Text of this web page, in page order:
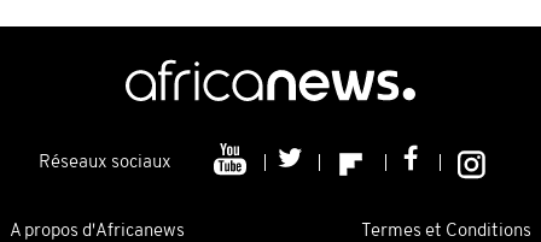
Réseaux sociaux
A propos d'Africanews Termes et Conditions